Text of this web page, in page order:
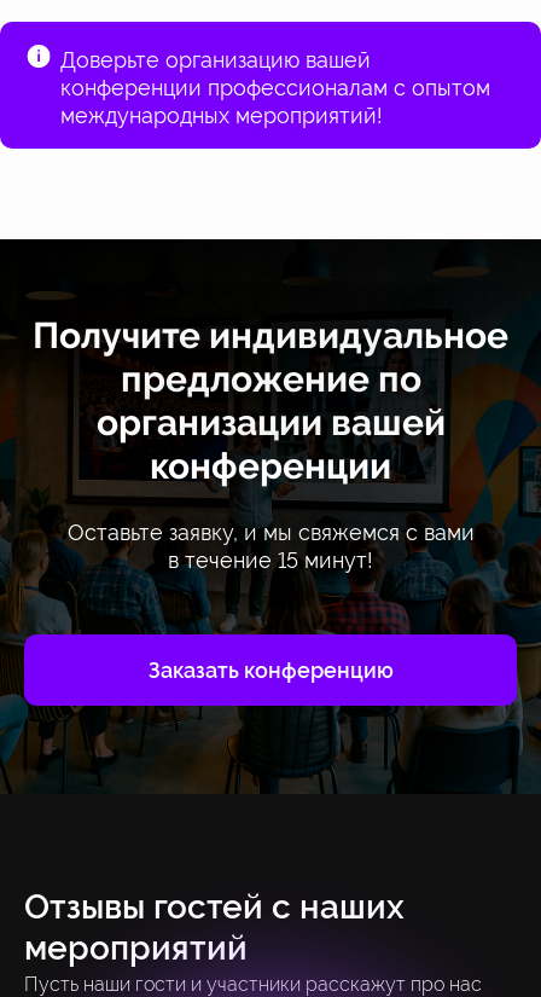
Доверьте организацию вашей
конференции профессионалам с опытом
международных мероприятий!
Получите индивидуальное
предложение по
организации вашей
конференции
Оставьте заявку, и мы свяжемся с вами
в течение 15 минут!
Заказать конференцию
Отзывы гостей с наших
мероприятий
Пусть наши гости и участники расскажут про нас